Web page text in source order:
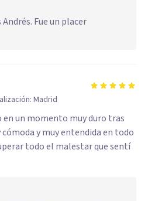
Fue un placer
Madrid
en un momento muy duro tras
y muy entendida en todo
todo el malestar que sentí